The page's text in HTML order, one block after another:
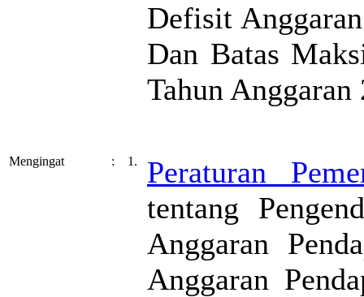
Defisit
Dan Batas
Tahun Anggaran
Mengingat : 1.
Peraturan
tentang
Anggaran
Anggaran